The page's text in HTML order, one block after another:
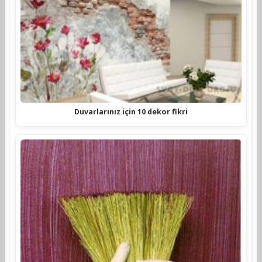
Duvarlarınız için 10 dekor fikri